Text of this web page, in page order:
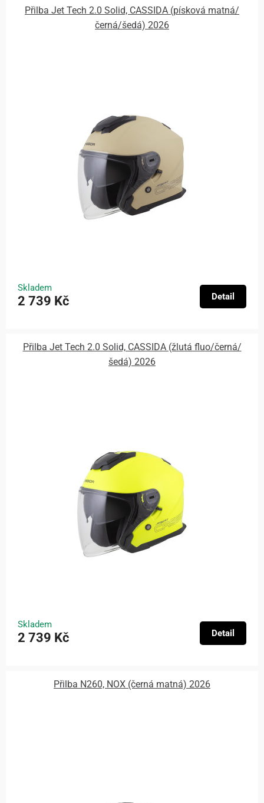
Přilba Jet Tech 2.0 Solid, CASSIDA (písková matná/
černá/šedá) 2026
Skladem
2 739 Kč Detail
Přilba Jet Tech 2.0 Solid, CASSIDA (žlutá fluo/černá/
šedá) 2026
Skladem
2 739 Kč Detail
Přilba N260, NOX (černá matná) 2026